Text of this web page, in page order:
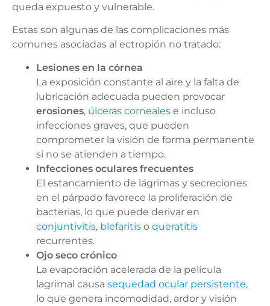
queda expuesto y vulnerable.
Estas son algunas de las complicaciones más
comunes asociadas al ectropión no tratado:
Lesiones en la córnea
La exposición constante al aire y la falta de
lubricación adecuada pueden provocar
erosiones, úlceras corneales e incluso
infecciones graves, que pueden
comprometer la visión de forma permanente
si no se atienden a tiempo.
Infecciones oculares frecuentes
El estancamiento de lágrimas y secreciones
en el párpado favorece la proliferación de
bacterias, lo que puede derivar en
conjuntivitis, blefaritis o queratitis
recurrentes.
Ojo seco crónico
La evaporación acelerada de la película
lagrimal causa sequedad ocular persistente,
lo que genera incomodidad, ardor y visión